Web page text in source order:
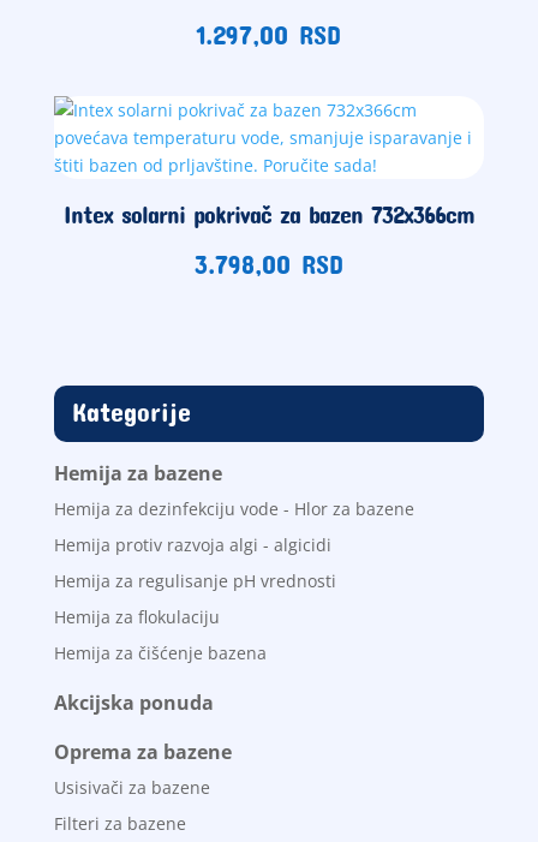
1.297,00 RSD
Intex solarni pokrivač za bazen 732x366cm
3.798,00 RSD
Kategorije
Hemija za bazene
Hemija za dezinfekciju vode - Hlor za bazene
Hemija protiv razvoja algi - algicidi
Hemija za regulisanje pH vrednosti
Hemija za flokulaciju
Hemija za čišćenje bazena
Akcijska ponuda
Oprema za bazene
Usisivači za bazene
Filteri za bazene